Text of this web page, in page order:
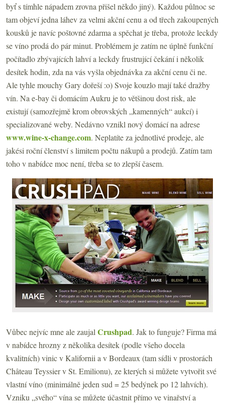
byť s tímhle nápadem zrovna přišel někdo jiný). Každou půlnoc se
tam objeví jedna láhev za velmi akční cenu a od třech zakoupených
kousků je navíc poštovné zdarma a spěchat je třeba, protože leckdy
se víno prodá do pár minut. Problémem je zatím ne úplně funkční
počítadlo zbývajících lahví a leckdy frustrující čekání i několik
desítek hodin, zda na vás vyšla objednávka za akční cenu či ne.
Ale tyhle mouchy Gary dořeší :o) Svoje kouzlo mají také dražby
vín. Na e-bay či domácím Aukru je to většinou dost risk, ale
existují (samozřejmě krom obrovských „kamenných“ aukcí) i
specializované weby. Nedávno vznikl nový domácí na adrese
www.wine-x-change.com. Neplatíte za jednotlivé prodeje, ale
jakési roční členství s limitem počtu nákupů a prodejů. Zatím tam
toho v nabídce moc není, třeba se to zlepší časem.
Vůbec nejvíc mne ale zaujal Crushpad. Jak to funguje? Firma má
v nabídce hrozny z několika desítek (podle všeho docela
kvalitních) vinic v Kalifornii a v Bordeaux (tam sídli v prostorách
Château Teyssier v St. Emilionu), ze kterých si můžete vytvořit své
vlastní víno (minimálně jeden sud = 25 bedýnek po 12 lahvích).
Vzniku „svého“ vína se můžete účastnit přímo ve vinařství a